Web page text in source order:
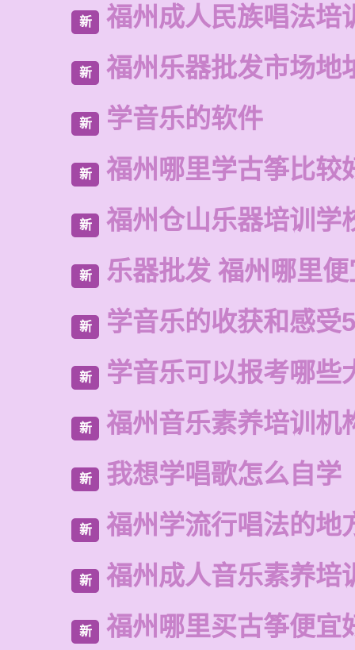
新 福州成人民族唱法培
新 福州乐器批发市场地
新 学音乐的软件
新 福州哪里学古筝比较
新 福州仓山乐器培训学
新 乐器批发 福州哪里
新 学音乐的收获和感受
新 学音乐可以报考哪些
新 福州音乐素养培训机
新 我想学唱歌怎么自学
新 福州学流行唱法的地
新 福州成人音乐素养培
新 福州哪里买古筝便宜